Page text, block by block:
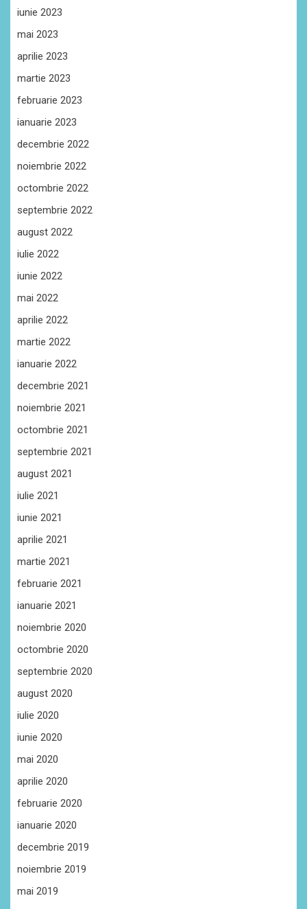
iunie 2023
mai 2023
aprilie 2023
martie 2023
februarie 2023
ianuarie 2023
decembrie 2022
noiembrie 2022
octombrie 2022
septembrie 2022
august 2022
iulie 2022
iunie 2022
mai 2022
aprilie 2022
martie 2022
ianuarie 2022
decembrie 2021
noiembrie 2021
octombrie 2021
septembrie 2021
august 2021
iulie 2021
iunie 2021
aprilie 2021
martie 2021
februarie 2021
ianuarie 2021
noiembrie 2020
octombrie 2020
septembrie 2020
august 2020
iulie 2020
iunie 2020
mai 2020
aprilie 2020
februarie 2020
ianuarie 2020
decembrie 2019
noiembrie 2019
mai 2019